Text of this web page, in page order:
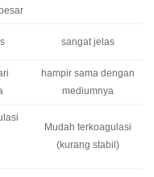
sangat jelas
hampir sama dengan
mediumnya
Mudah terkoagulasi
(kurang stabil)